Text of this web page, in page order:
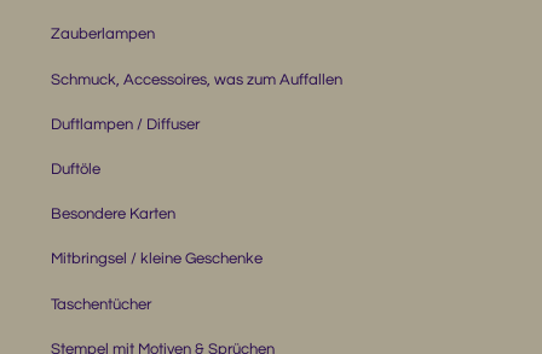
Zauberlampen
Schmuck, Accessoires, was zum Auffallen
Duftlampen / Diffuser
Duftöle
Besondere Karten
Mitbringsel / kleine Geschenke
Taschentücher
Stempel mit Motiven & Sprüchen